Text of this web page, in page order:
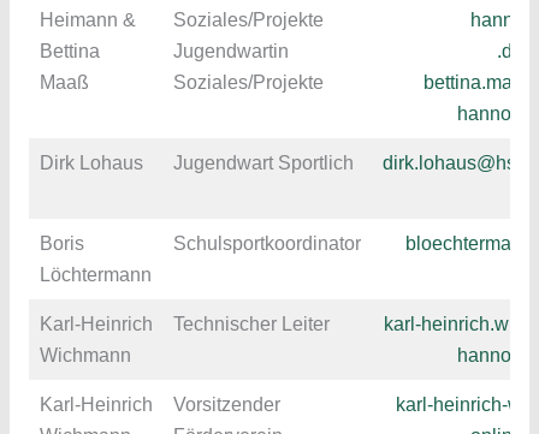
Heimann &
Bettina
Maaß
Soziales/Projekte
Jugendwartin
Soziales/Projekte
.de
Dirk Lohaus Jugendwart Sportlich dirk.lohaus@hsc-
Boris
Löchtermann
Schulsportkoordinator
Karl-Heinrich
Wichmann
Technischer Leiter
karl-
Karl-Heinrich
Vorsitzender
karl-heinrich-